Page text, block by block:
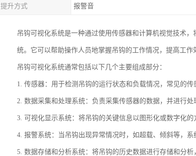
提升方式 报警音
吊钩可视化系统是一种通过使用传感器和计算机视觉技术
统。它可以帮助操作人员地掌握吊钩的工作情况，提高工作
吊钩可视化系统通常包括以下几个主要组成部分：
1. 传感器：用于检测吊钩的运行状态和负载情况，常见的
2. 数据采集和处理系统：负责采集传感器的数据，并进行处
3. 可视化显示系统：将吊钩的关键信息以图形化或数字化
4. 报警系统：当吊钩出现异常情况时，如超载、倾斜等，
5. 数据存储和分析系统：将吊钩的历史数据进行存储和分析